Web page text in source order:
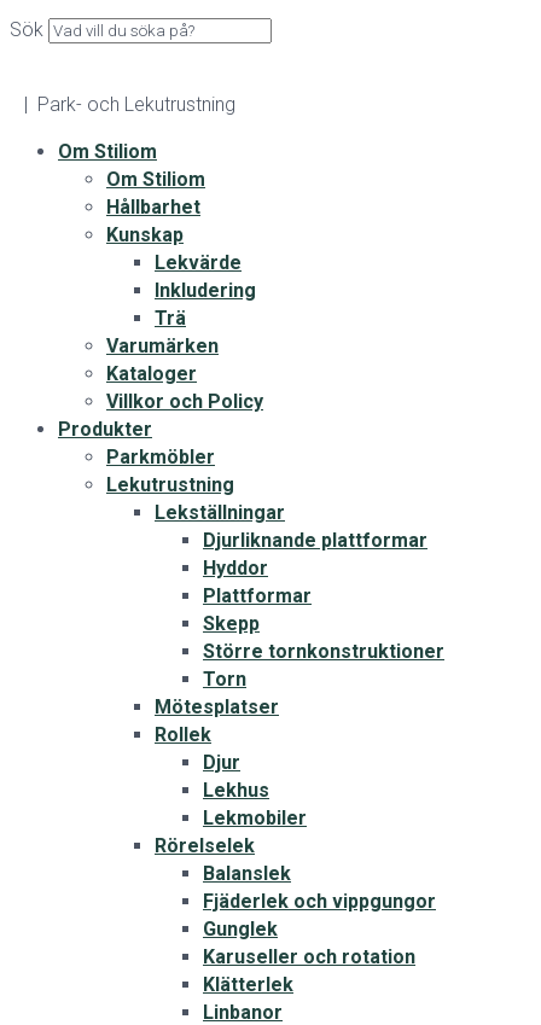
Sök
| Park- och Lekutrustning
Om Stiliom
Om Stiliom
Hållbarhet
Kunskap
Lekvärde
Inkludering
Trä
Varumärken
Kataloger
Villkor och Policy
Produkter
Parkmöbler
Lekutrustning
Lekställningar
Djurliknande plattformar
Hyddor
Plattformar
Skepp
Större tornkonstruktioner
Torn
Mötesplatser
Rollek
Djur
Lekhus
Lekmobiler
Rörelselek
Balanslek
Fjäderlek och vippgungor
Gunglek
Karuseller och rotation
Klätterlek
Linbanor